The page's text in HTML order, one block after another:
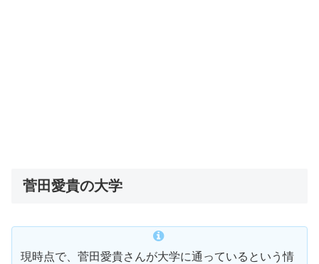
菅田愛貴の大学
現時点で、菅田愛貴さんが大学に通っているという情